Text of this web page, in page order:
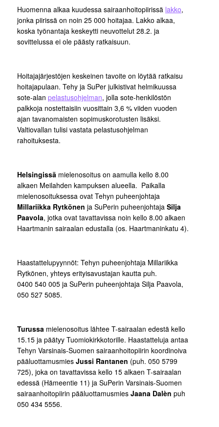
Huomenna alkaa kuudessa sairaanhoitopiirissä lakko,
jonka piirissä on noin 25 000 hoitajaa. Lakko alkaa,
koska työnantaja keskeytti neuvottelut 28.2. ja
sovittelussa ei ole päästy ratkaisuun.
Hoitajajärjestöjen keskeinen tavoite on löytää ratkaisu
hoitajapulaan. Tehy ja SuPer julkistivat helmikuussa
sote-alan pelastusohjelman, jolla sote-henkilöstön
palkkoja nostettaisiin vuosittain 3,6 % viiden vuoden
ajan tavanomaisten sopimuskorotusten lisäksi.
Valtiovallan tulisi vastata pelastusohjelman
rahoituksesta.
Helsingissä mielenosoitus on aamulla kello 8.00
alkaen Meilahden kampuksen alueella. Paikalla
mielenosoituksessa ovat Tehyn puheenjohtaja
Millariikka Rytkönen ja SuPerin puheenjohtaja Silja
Paavola, jotka ovat tavattavissa noin kello 8.00 alkaen
Haartmanin sairaalan edustalla (os. Haartmaninkatu 4).
Haastattelupyynnöt: Tehyn puheenjohtaja Millariikka
Rytkönen, yhteys erityisavustajan kautta puh.
0400 540 005 ja SuPerin puheenjohtaja Silja Paavola,
050 527 5085.
Turussa mielenosoitus lähtee T-sairaalan edestä kello
15.15 ja päätyy Tuomiokirkkotorille. Haastatteluja antaa
Tehyn Varsinais-Suomen sairaanhoitopiirin koordinoiva
pääluottamusmies Jussi Rantanen (puh. 050 5799
725), joka on tavattavissa kello 15 alkaen T-sairaalan
edessä (Hämeentie 11) ja SuPerin Varsinais-Suomen
sairaanhoitopiirin pääluottamusmies Jaana Dalèn puh
050 434 5556.